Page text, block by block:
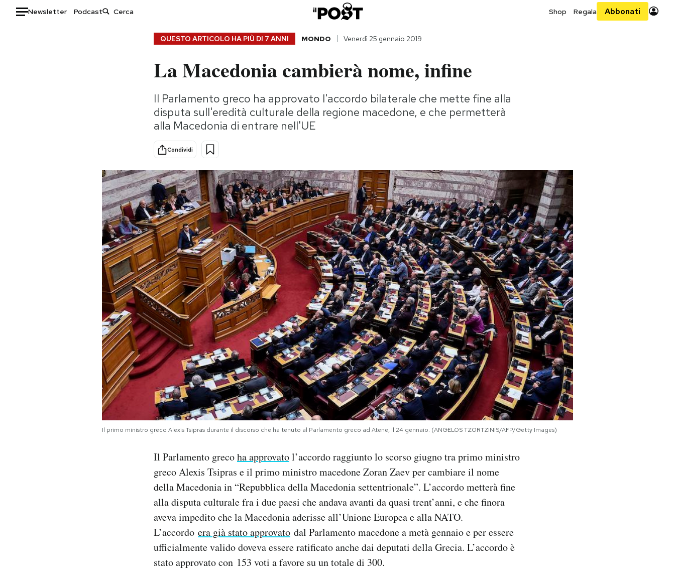
Newsletter Podcast Shop Regala Abbonati
Consumismi
Storie/Idee
Ok Boomer!
Europa
Altrecose
Mondiali calcio 2026
AREA PERSONALE
QUESTO ARTICOLO HA PIÙ DI 7 ANNI MONDO Venerdì 25 gennaio 2019
La Macedonia cambierà nome, infine
Il Parlamento greco ha approvato l'accordo bilaterale che mette fine alla
disputa sull'eredità culturale della regione macedone, e che permetterà
alla Macedonia di entrare nell'UE
Condividi
Il primo ministro greco Alexis Tsipras durante il discorso che ha tenuto al Parlamento greco ad Atene, il 24 gennaio. (ANGELOS TZORTZINIS/AFP/Getty Images)
Il Parlamento grecoha approvatol’accordo raggiunto lo scorso giugno tra primo ministro
greco Alexis Tsipras e il primo ministro macedone Zoran Zaev per cambiare il nome
della Macedonia in “Repubblica della Macedonia settentrionale”. L’accordo metterà fine
alla disputa culturale fra i due paesi che andava avanti da quasi trent’anni, e che finora
aveva impedito che la Macedonia aderisse all’Unione Europea e alla NATO.
L’accordo era già stato approvato dal Parlamento macedone a metà gennaio e per essere
ufficialmente valido doveva essere ratificato anche dai deputati della Grecia. L’accordo è
stato approvato con 153 voti a favore su un totale di 300.